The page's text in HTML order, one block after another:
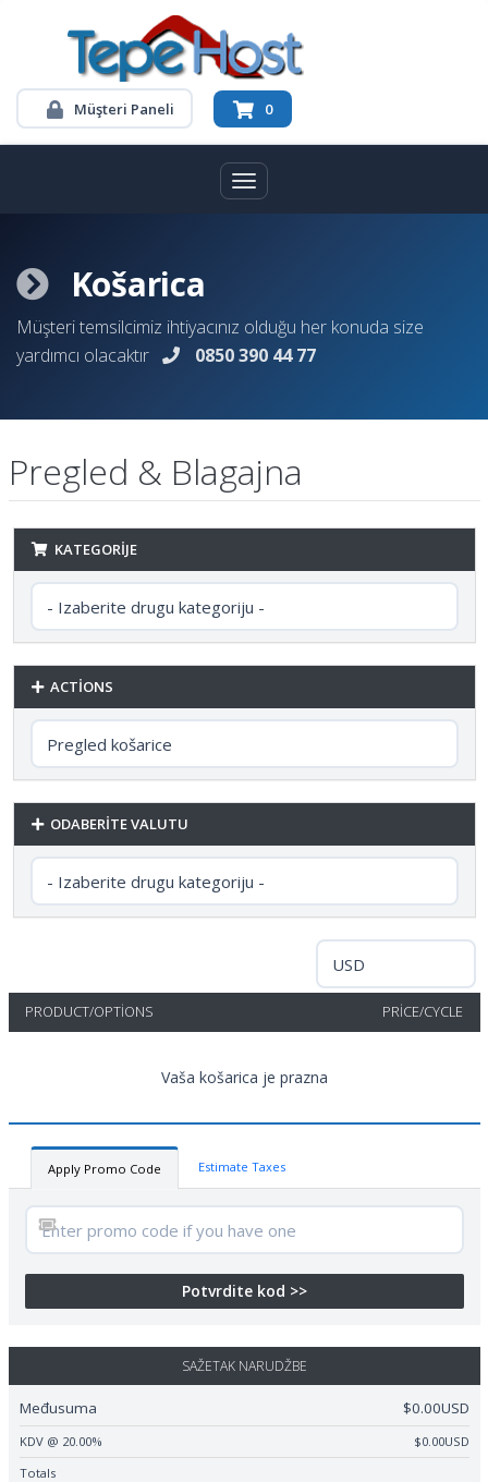
Müşteri Paneli 0
Toggle navigation
Košarica
Müşteri temsilcimiz ihtiyacınız olduğu her konuda size
yardımcı olacaktır
0850 390 44 77
Pregled & Blagajna
KATEGORIJE
ACTIONS
ODABERITE VALUTU
PRODUCT/OPTIONS PRICE/CYCLE
Vaša košarica je prazna
Apply Promo Code Estimate Taxes
Potvrdite kod >>
SAŽETAK NARUDŽBE
Međusuma $0.00USD
KDV @ 20.00%
$0.00USD
Totals